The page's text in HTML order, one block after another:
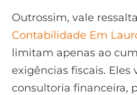
Outrossim, vale
Contabilidade Em
limitam apenas ao
exigências fiscais. Eles
consultoria financeira,